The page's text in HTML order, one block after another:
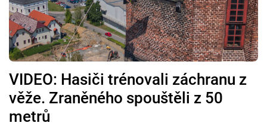
VIDEO: Hasiči trénovali záchranu z
věže. Zraněného spouštěli z 50
metrů